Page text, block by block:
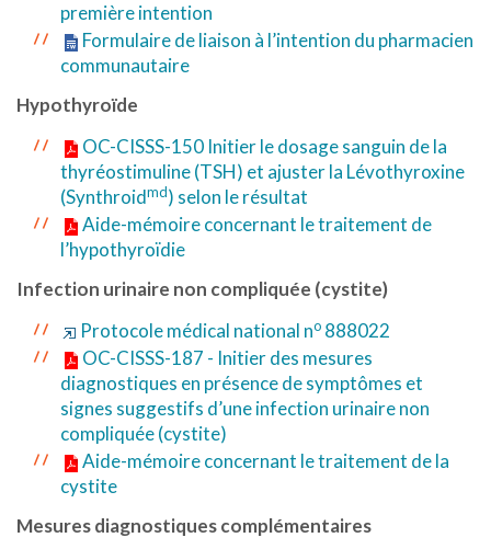
première intention
Formulaire de liaison à l’intention du pharmacien
communautaire
Hypothyroïde
OC-CISSS-150 Initier le dosage sanguin de la
thyréostimuline (TSH) et ajuster la Lévothyroxine
(Synthroidmd) selon le résultat
Aide-mémoire concernant le traitement de
l’hypothyroïdie
Infection urinaire non compliquée (cystite)
Protocole médical national no 888022
OC-CISSS-187 - Initier des mesures
diagnostiques en présence de symptômes et
signes suggestifs d’une infection urinaire non
compliquée (cystite)
Aide-mémoire concernant le traitement de la
cystite
Mesures diagnostiques complémentaires